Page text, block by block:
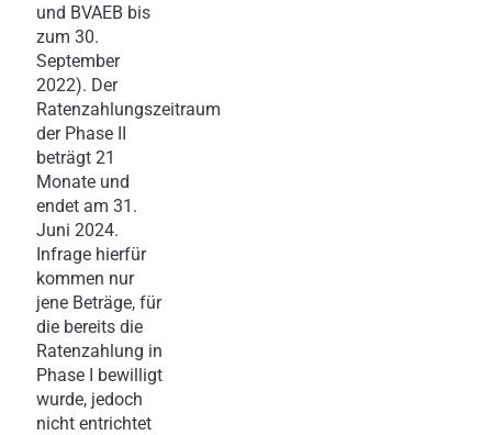
und BVAEB bis
zum 30.
September
2022). Der
Ratenzahlungszeitraum
der Phase II
beträgt 21
Monate und
endet am 31.
Juni 2024.
Infrage hierfür
kommen nur
jene Beträge, für
die bereits die
Ratenzahlung in
Phase I bewilligt
wurde, jedoch
nicht entrichtet